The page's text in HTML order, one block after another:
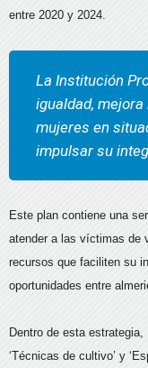
entre 2020 y 2024.
La Institución
igualdad,
mujeres en
impulsar su
Este plan contiene una
atender a las víctimas de
recursos que faciliten su
oportunidades entre
Dentro de esta
‘Técnicas de cultivo’ y